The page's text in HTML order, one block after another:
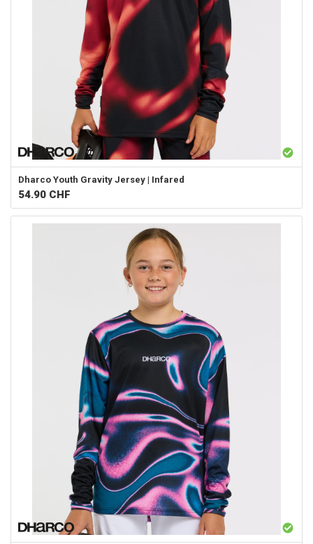
Dharco Youth Gravity Jersey | Infared
54.90 CHF